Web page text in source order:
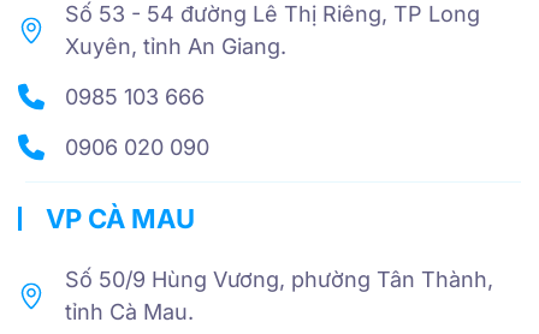
Số 53 - 54 đường Lê Thị Riêng, TP Long
Xuyên, tỉnh An Giang.
0985 103 666
0906 020 090
VP CÀ MAU
Số 50/9 Hùng Vương, phường Tân Thành,
tỉnh Cà Mau.